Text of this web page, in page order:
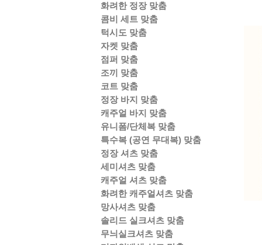
화려한 정장 맞춤
콤비 세트 맞춤
턱시도 맞춤
자켓 맞춤
점퍼 맞춤
조끼 맞춤
코트 맞춤
정장 바지 맞춤
캐주얼 바지 맞춤
유니폼/단체복 맞춤
특수복 (공연 무대복) 맞춤
정장 셔츠 맞춤
세미셔츠 맞춤
캐주얼 셔츠 맞춤
화려한 캐주얼셔츠 맞춤
망사셔츠 맞춤
솔리드 실크셔츠 맞춤
무늬실크셔츠 맞춤